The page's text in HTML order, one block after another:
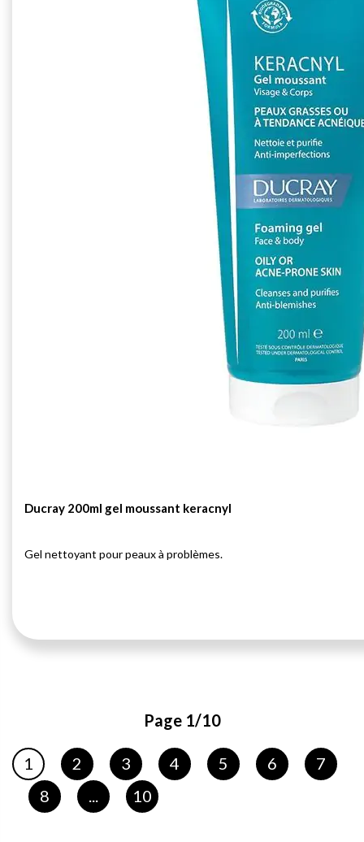
Ducray 200ml gel moussant keracnyl
Gel nettoyant pour peaux à problèmes.
Page 1/10
Page
Vous lisez actuellement la page
1 Page
2 Page
3 Page
4 Page
5 Page
6 Page
7
Page
8 Page
10